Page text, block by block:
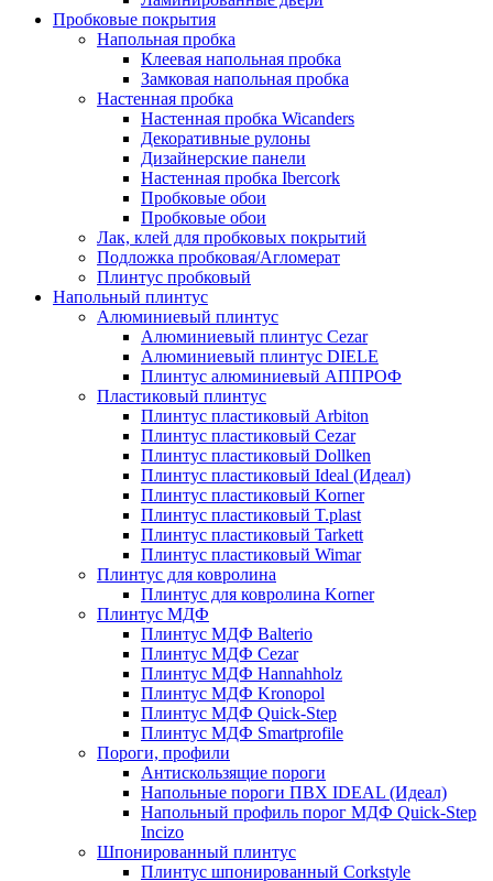
Пробковые покрытия
Напольная пробка
Клеевая напольная пробка
Замковая напольная пробка
Настенная пробка
Настенная пробка Wicanders
Декоративные рулоны
Дизайнерские панели
Настенная пробка Ibercork
Пробковые обои
Пробковые обои
Лак, клей для пробковых покрытий
Подложка пробковая/Агломерат
Плинтус пробковый
Напольный плинтус
Алюминиевый плинтус
Алюминиевый плинтус Cezar
Алюминиевый плинтус DIELE
Плинтус алюминиевый АППРОФ
Пластиковый плинтус
Плинтус пластиковый Arbiton
Плинтус пластиковый Cezar
Плинтус пластиковый Dollken
Плинтус пластиковый Ideal (Идеал)
Плинтус пластиковый Korner
Плинтус пластиковый T.plast
Плинтус пластиковый Tarkett
Плинтус пластиковый Wimar
Плинтус для ковролина
Плинтус для ковролина Korner
Плинтус МДФ
Плинтус МДФ Balterio
Плинтус МДФ Cezar
Плинтус МДФ Hannahholz
Плинтус МДФ Kronopol
Плинтус МДФ Quick-Step
Плинтус МДФ Smartprofile
Пороги, профили
Антискользящие пороги
Напольные пороги ПВХ IDEAL (Идеал)
Напольный профиль порог МДФ Quick-Step
Incizo
Шпонированный плинтус
Плинтус шпонированный Corkstyle